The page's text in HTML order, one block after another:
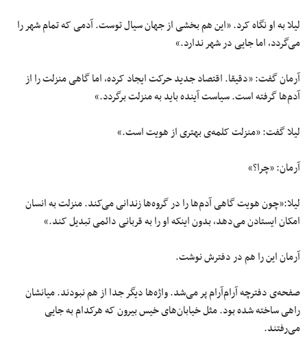
لیلا به او نگاه کرد. «این هم بخشی از جهان سیال توست. آدمی که تمام شهر را
می‌گردد، اما جایی در شهر ندارد.»
آرمان گفت: «دقیقا. اقتصاد جدید حرکت ایجاد کرده، اما گاهی منزلت را از
آدم‌ها گرفته است. سیاست آینده باید به منزلت برگردد.»
لیلا گفت: «منزلت کلمه‌ی بهتری از هویت است.»
آرمان: «چرا؟»
لیلا:«چون هویت گاهی آدم‌ها را در گروه‌ها زندانی می‌کند. منزلت به انسان
امکان ایستادن می‌دهد، بدون اینکه او را به قربانی دائمی تبدیل کند.»
آرمان این را هم در دفترش نوشت.
صفحه‌ی دفترچه آرام‌آرام پر می‌شد. واژه‌ها دیگر جدا از هم نبودند. میانشان
راهی ساخته شده بود. مثل خیابان‌های خیس بیرون که هرکدام به جایی
می‌رفتند.